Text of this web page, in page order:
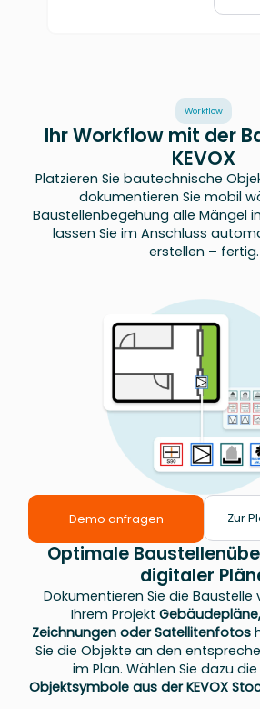
Workflow
Ihr Workflow mit der
KEVOX
Platzieren Sie bautechnische
dokumentieren Sie mobil
Baustellenbegehung alle Mängel
lassen Sie im Anschluss
erstellen – fertig.
Optimale
digitaler
Dokumentieren Sie die Baustelle
Ihrem Projekt
Zeichnungen oder Satellitenfotos
Sie die Objekte an den
im Plan. Wählen Sie dazu
Objektsymbole aus derKEVOX
Demo anfragen Zur